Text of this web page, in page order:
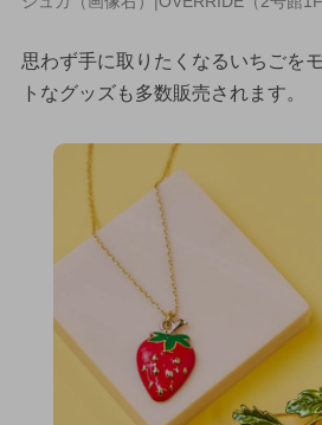
思わず手に取りたくなるいちごを
トなグッズも多数販売されます。